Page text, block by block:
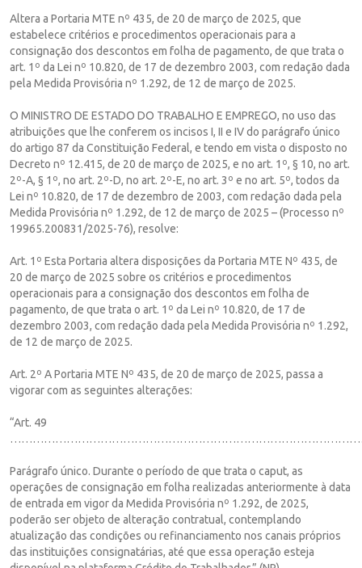
Altera a Portaria MTE nº 435, de 20 de março de 2025, que
estabelece critérios e procedimentos operacionais para a
consignação dos descontos em folha de pagamento, de que trata o
art. 1º da Lei nº 10.820, de 17 de dezembro 2003, com redação dada
pela Medida Provisória nº 1.292, de 12 de março de 2025.
O MINISTRO DE ESTADO DO TRABALHO E EMPREGO, no uso das
atribuições que lhe conferem os incisos I, II e IV do parágrafo único
do artigo 87 da Constituição Federal, e tendo em vista o disposto no
Decreto nº 12.415, de 20 de março de 2025, e no art. 1º, § 10, no art.
2º-A, § 1º, no art. 2º-D, no art. 2º-E, no art. 3º e no art. 5º, todos da
Lei nº 10.820, de 17 de dezembro de 2003, com redação dada pela
Medida Provisória nº 1.292, de 12 de março de 2025 – (Processo nº
19965.200831/2025-76), resolve:
Art. 1º Esta Portaria altera disposições da Portaria MTE Nº 435, de
20 de março de 2025 sobre os critérios e procedimentos
operacionais para a consignação dos descontos em folha de
pagamento, de que trata o art. 1º da Lei nº 10.820, de 17 de
dezembro 2003, com redação dada pela Medida Provisória nº 1.292,
de 12 de março de 2025.
Art. 2º A Portaria MTE Nº 435, de 20 de março de 2025, passa a
vigorar com as seguintes alterações:
“Art. 49
Parágrafo único. Durante o período de que trata o caput, as
operações de consignação em folha realizadas anteriormente à data
de entrada em vigor da Medida Provisória nº 1.292, de 2025,
poderão ser objeto de alteração contratual, contemplando
atualização das condições ou refinanciamento nos canais próprios
das instituições consignatárias, até que essa operação esteja